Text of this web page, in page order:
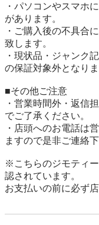
・パソコンやスマホ
があります。
・ご購入後の不具合
致します。
・現状品・ジャンク
の保証対象外となりま
■その他ご注意
・営業時間外・返信
でご了承ください。
・店頭へのお電話は
ますので是非ご連絡下
※こちらのジモティ
認されています。
お支払いの前に必ず